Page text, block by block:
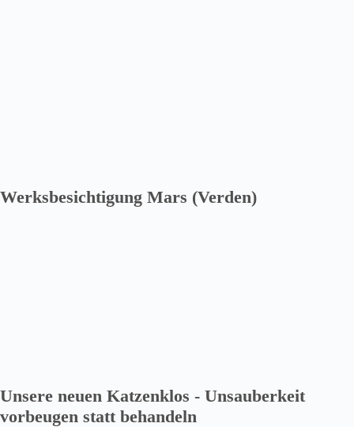
Werksbesichtigung Mars (Verden)
Unsere neuen Katzenklos - Unsauberkeit
vorbeugen statt behandeln